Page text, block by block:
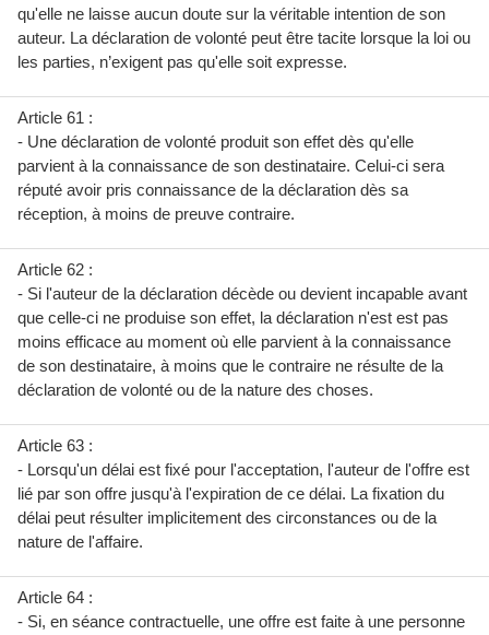
qu'elle ne laisse aucun doute sur la véritable intention de son
auteur. La déclaration de volonté peut être tacite lorsque la loi ou
les parties, n’exigent pas qu'elle soit expresse.
Article 61 :
- Une déclaration de volonté produit son effet dès qu'elle
parvient à la connaissance de son destinataire. Celui-ci sera
réputé avoir pris connaissance de la déclaration dès sa
réception, à moins de preuve contraire.
Article 62 :
- Si l'auteur de la déclaration décède ou devient incapable avant
que celle-ci ne produise son effet, la déclaration n'est est pas
moins efficace au moment où elle parvient à la connaissance
de son destinataire, à moins que le contraire ne résulte de la
déclaration de volonté ou de la nature des choses.
Article 63 :
- Lorsqu'un délai est fixé pour l'acceptation, l'auteur de l'offre est
lié par son offre jusqu'à l'expiration de ce délai. La fixation du
délai peut résulter implicitement des circonstances ou de la
nature de l'affaire.
Article 64 :
- Si, en séance contractuelle, une offre est faite à une personne